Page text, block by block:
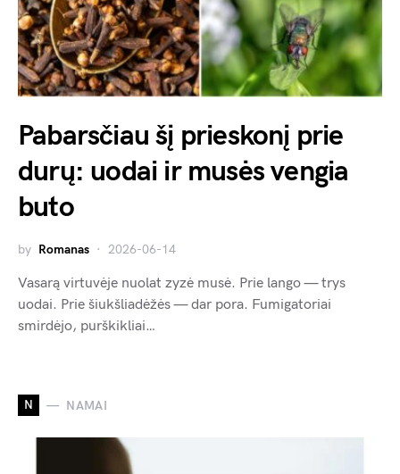
Pabarsčiau šį prieskonį prie
durų: uodai ir musės vengia
buto
by Romanas 2026-06-14
Vasarą virtuvėje nuolat zyzė musė. Prie lango — trys
uodai. Prie šiukšliadėžės — dar pora. Fumigatoriai
smirdėjo, purškikliai…
N NAMAI